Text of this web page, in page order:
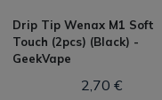
Drip Tip Wenax M1 Soft
Touch (2pcs) (Black) -
GeekVape
2,70 €